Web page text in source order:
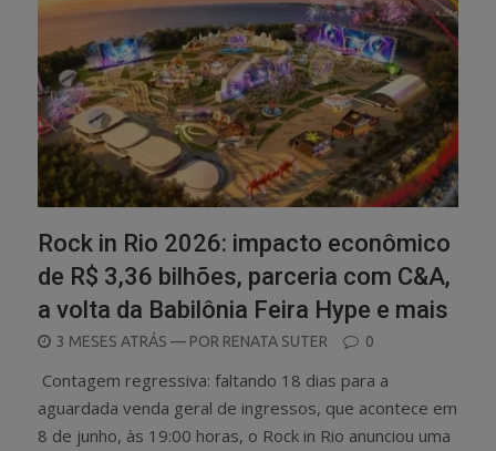
Rock in Rio 2026: impacto econômico
de R$ 3,36 bilhões, parceria com C&A,
a volta da Babilônia Feira Hype e mais
POSTED
3 MESES ATRÁS — POR RENATA SUTER 0
Contagem regressiva: faltando 18 dias para a
aguardada venda geral de ingressos, que acontece em
8 de junho, às 19:00 horas, o Rock in Rio anunciou uma